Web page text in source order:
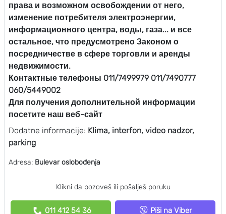
права и возможном освобождении от него,
изменение потребителя электроэнергии,
информационного центра, воды, газа... и все
остальное, что предусмотрено Законом о
посредничестве в сфере торговли и аренды
недвижимости.
Контактные телефоны 011/7499979 011/7490777
060/5449002
Для получения дополнительной информации
посетите наш веб-сайт
Dodatne informacije: Klima, interfon, video nadzor,
parking
Adresa: Bulevar oslobođenja
Klikni da pozoveš ili pošalješ poruku
011 412 54 36 Piši na Viber